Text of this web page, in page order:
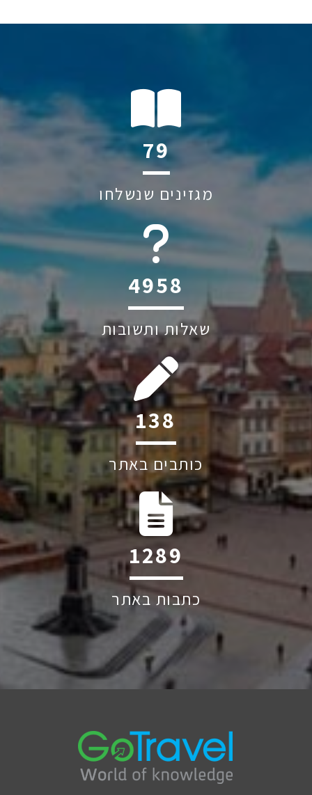
115
מגזינים שנשלחו
6045
שאלות ותשובות
201
כותבים באתר
1874
כתבות באתר